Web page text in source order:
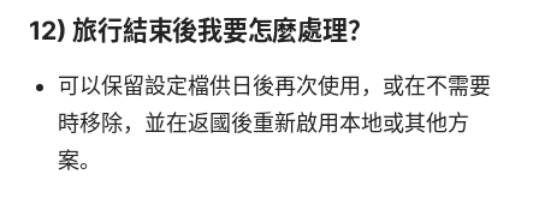
12) 旅行結束後我要怎麼處理？
可以保留設定檔供日後再次使用，或在不需要
時移除，並在返國後重新啟用本地或其他方
案。